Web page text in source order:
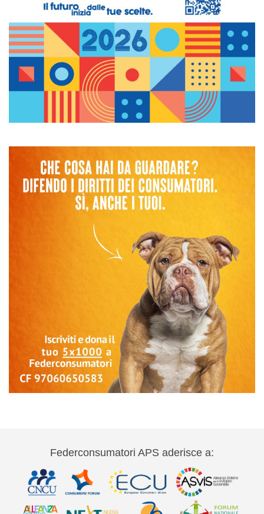
Federconsumatori APS aderisce a: